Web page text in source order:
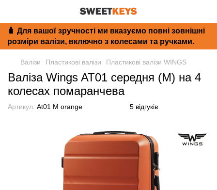
🧳 Для вашої зручності ми вказуємо повні зовнішні
розміри валізи, включно з колесами та ручками.
Валізи Пластикові валізи Пластикові валізи WINGS
Валіза Wings AT01 середня (M) на 4
колесах помаранчева
Артикул: At01 M orange 5 відгуків